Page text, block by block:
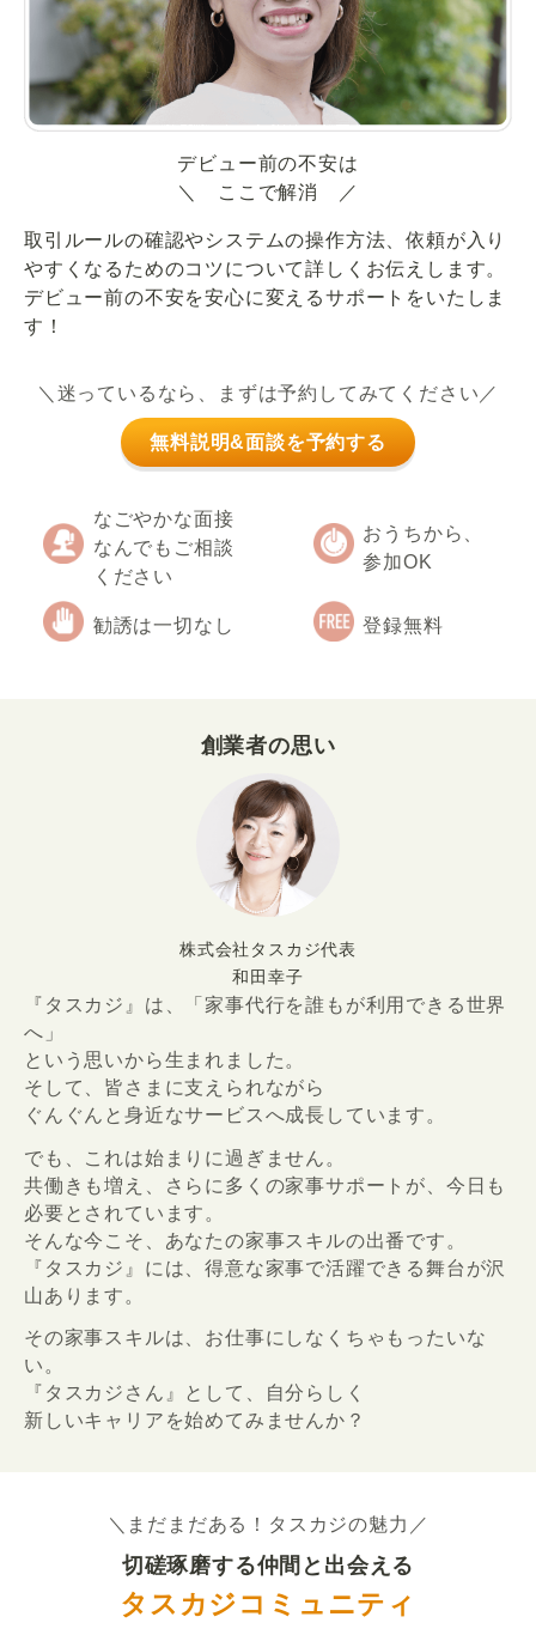
デビュー前の不安は
＼ ここで解消 ／
取引ルールの確認やシステムの操作方法、依頼が入り
やすくなるためのコツについて詳しくお伝えします。
デビュー前の不安を安心に変えるサポートをいたしま
す！
＼迷っているなら、まずは予約してみてください／
無料説明&面談を予約する
なごやかな面接
なんでもご相談
ください
おうちから、
参加OK
勧誘は一切なし 登録無料
創業者の思い
株式会社タスカジ代表
和田幸子
『タスカジ』は、「家事代行を誰もが利用できる世界
へ」
という思いから生まれました。
そして、皆さまに支えられながら
ぐんぐんと身近なサービスへ成長しています。
でも、これは始まりに過ぎません。
共働きも増え、さらに多くの家事サポートが、今日も
必要とされています。
そんな今こそ、あなたの家事スキルの出番です。
『タスカジ』には、得意な家事で活躍できる舞台が沢
山あります。
その家事スキルは、お仕事にしなくちゃもったいな
い。
『タスカジさん』として、自分らしく
新しいキャリアを始めてみませんか？
＼まだまだある！タスカジの魅力／
切磋琢磨する仲間と出会える
タスカジコミュニティ